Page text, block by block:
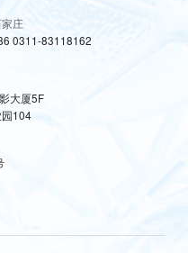
庄
0311-83118162
大厦5F
104